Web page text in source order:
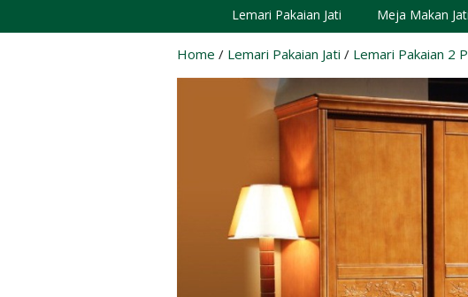
Lemari Pakaian Jati Meja Makan Jati
Home / Lemari Pakaian Jati / Lemari Pakaian 2